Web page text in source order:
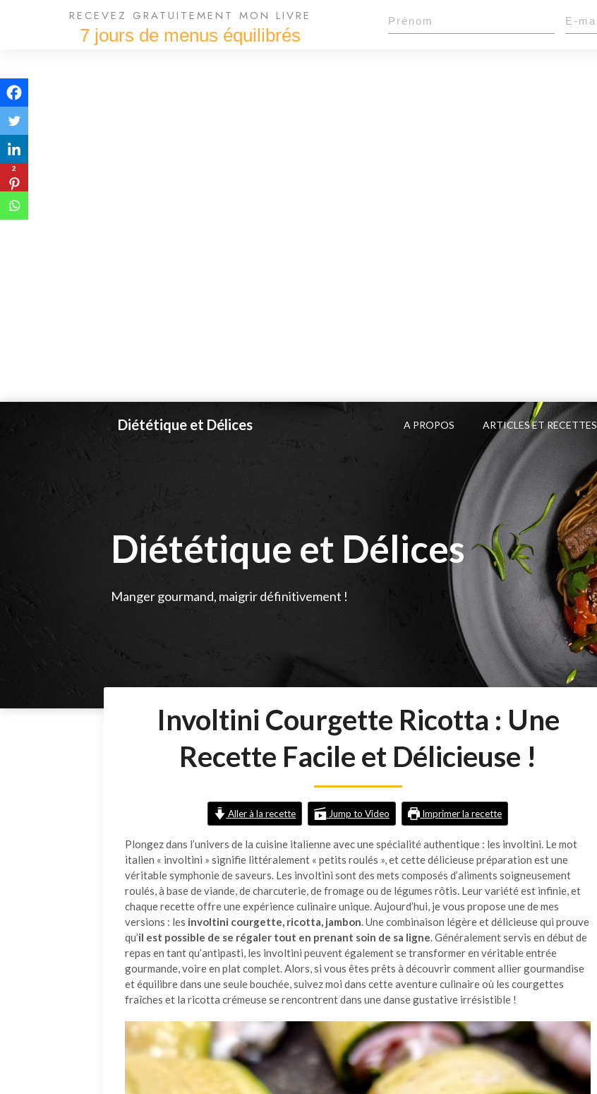
Diététique et Délices A PROPOS ARTICLES ET RECETTES
Diététique et Délices
Manger gourmand, maigrir définitivement !
Involtini Courgette Ricotta : Une
Recette Facile et Délicieuse !
Aller à la recette Jump to Video Imprimer la recette
Plongez dans l’univers de la cuisine italienne avec une spécialité authentique : les involtini. Le mot
italien « involtini » signifie littéralement « petits roulés », et cette délicieuse préparation est une
véritable symphonie de saveurs. Les involtini sont des mets composés d’aliments soigneusement
roulés, à base de viande, de charcuterie, de fromage ou de légumes rôtis. Leur variété est infinie, et
chaque recette offre une expérience culinaire unique. Aujourd’hui, je vous propose une de mes
versions : les involtini courgette, ricotta, jambon . Une combinaison légère et délicieuse qui prouve
qu’il est possible de se régaler tout en prenant soin de sa ligne . Généralement servis en début de
repas en tant qu’antipasti, les involtini peuvent également se transformer en véritable entrée
gourmande, voire en plat complet. Alors, si vous êtes prêts à découvrir comment allier gourmandise
et équilibre dans une seule bouchée, suivez moi dans cette aventure culinaire où les courgettes
fraîches et la ricotta crémeuse se rencontrent dans une danse gustative irrésistible !
2
RECEVEZ GRATUITEMENT MON LIVRE
7 jours de menus équilibrés